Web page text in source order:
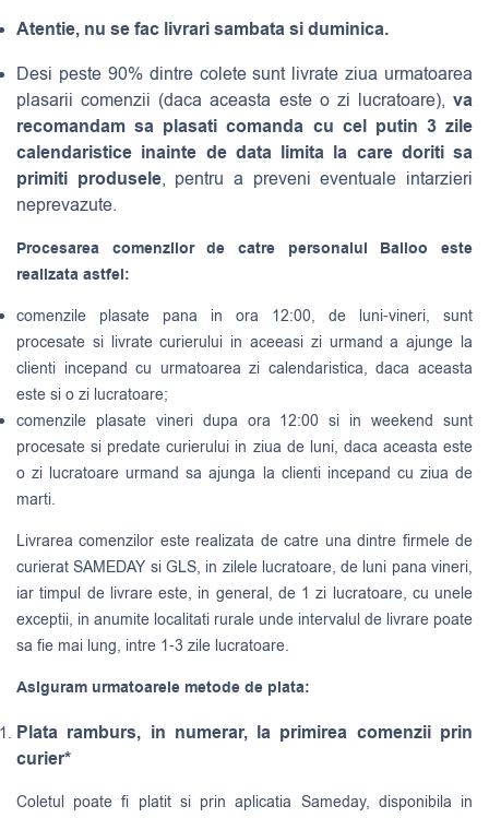
Atentie, nu se fac livrari sambata si duminica.
Desi peste 90% dintre colete sunt livrate ziua urmatoarea
plasarii comenzii (daca aceasta este o zi lucratoare), va
recomandam sa plasati comanda cu cel putin 3 zile
calendaristice inainte de data limita la care doriti sa
primiti produsele, pentru a preveni eventuale intarzieri
neprevazute.
Procesarea comenzilor de catre personalul Balloo este
realizata astfel:
comenzile plasate pana in ora 12:00, de luni-vineri, sunt
procesate si livrate curierului in aceeasi zi urmand a ajunge la
clienti incepand cu urmatoarea zi calendaristica, daca aceasta
este si o zi lucratoare;
comenzile plasate vineri dupa ora 12:00 si in weekend sunt
procesate si predate curierului in ziua de luni, daca aceasta este
o zi lucratoare urmand sa ajunga la clienti incepand cu ziua de
marti.
Livrarea comenzilor este realizata de catre una dintre firmele de
curieratSAMEDAY si GLS, in zilele lucratoare, de luni pana vineri,
iar timpul de livrare este, in general, de 1 zi lucratoare, cu unele
exceptii, in anumite localitati rurale unde intervalul de livrare poate
sa fie mai lung, intre 1-3 zile lucratoare.
Asiguram urmatoarele metode de plata:
Plata ramburs, in numerar, la primirea comenzii prin
curier*
Coletul poate fi platit si prin aplicatia Sameday, disponibila in